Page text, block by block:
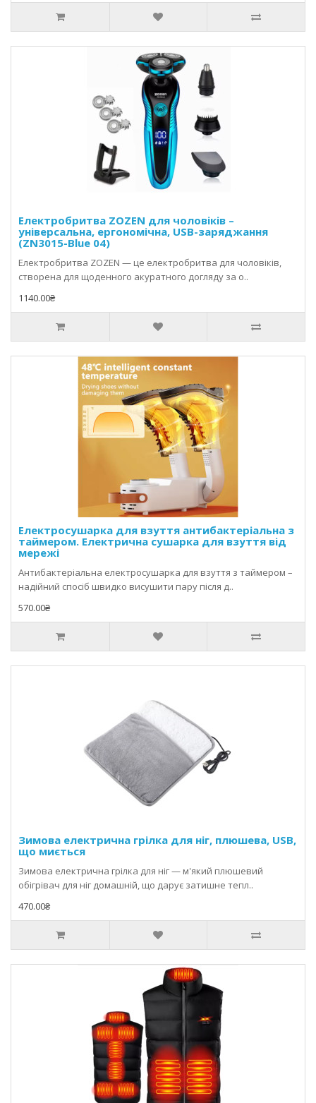
Електробритва ZOZEN для чоловіків –
універсальна, ергономічна, USB-заряджання
(ZN3015-Blue 04)
Електробритва ZOZEN — це електробритва для чоловіків,
створена для щоденного акуратного догляду за о..
1140.00₴
Електросушарка для взуття антибактеріальна з
таймером. Електрична сушарка для взуття від
мережі
Антибактеріальна електросушарка для взуття з таймером –
надійний спосіб швидко висушити пару після д..
570.00₴
Зимова електрична грілка для ніг, плюшева, USB,
що миється
Зимова електрична грілка для ніг — м'який плюшевий
обігрівач для ніг домашній, що дарує затишне тепл..
470.00₴